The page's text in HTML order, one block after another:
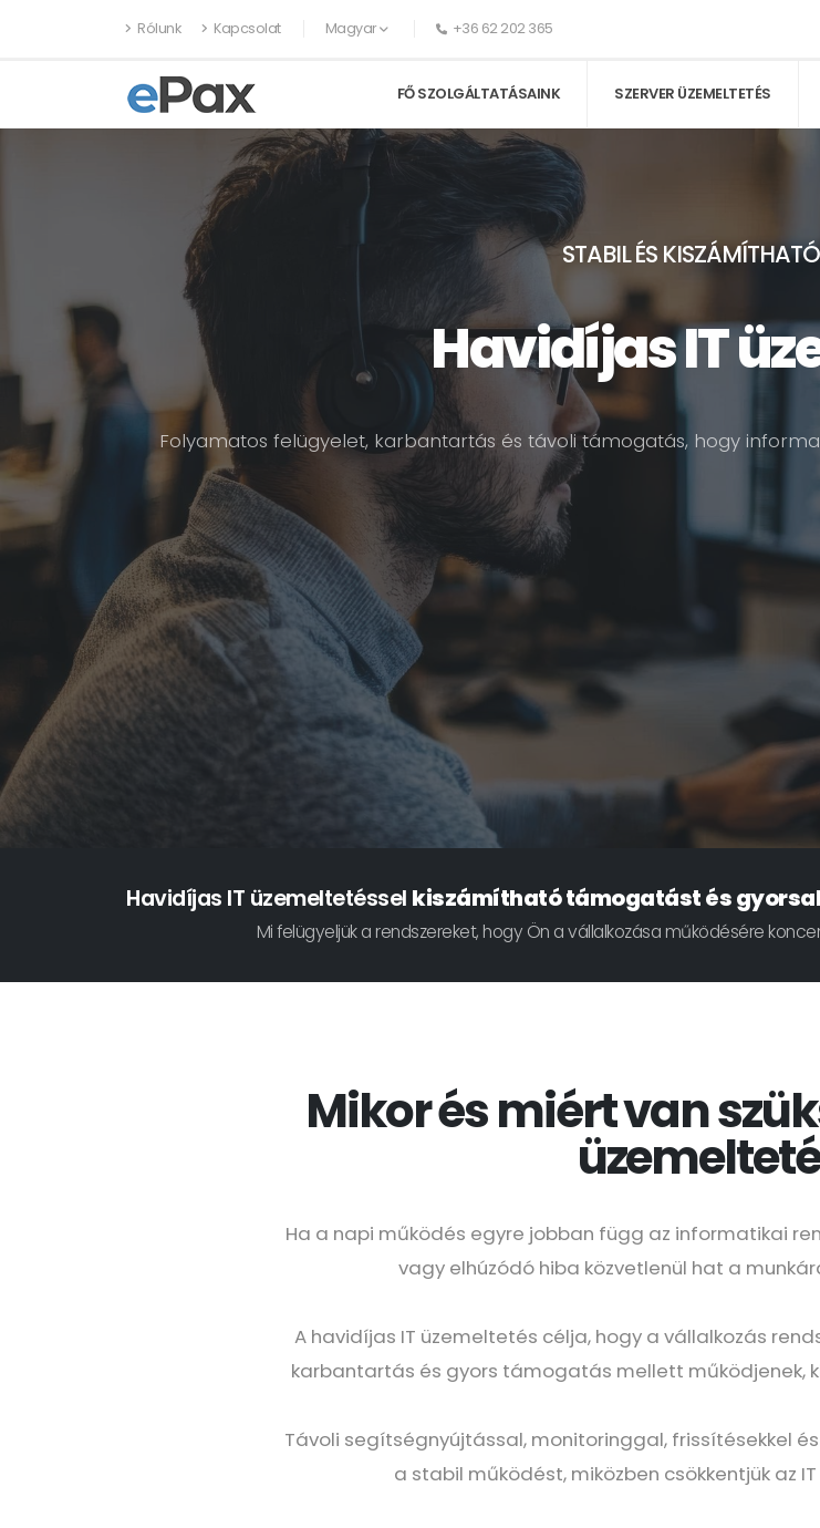
Rólunk Kapcsolat Magyar +36 62 202 365
FŐ SZOLGÁLTATÁSAINK SZERVER ÜZEMELTETÉS
STABIL ÉS
Havidíjas IT
Folyamatos felügyelet, karbantartás és távoli támogatás, hogy
Havidíjas IT üzemeltetéssel kiszámítható támogatást és
Mi felügyeljük a rendszereket, hogy Ön a vállalkozása működésére
Mikor és miért van
Ha a napi működés egyre jobban függ az informatikai
vagy elhúzódó hiba közvetlenül hat a
A havidíjas IT üzemeltetés célja, hogy a vállalkozás
karbantartás és gyors támogatás mellett működjenek,
Távoli segítségnyújtással, monitoringgal, frissítésekkel
a stabil működést, miközben csökkentjük az